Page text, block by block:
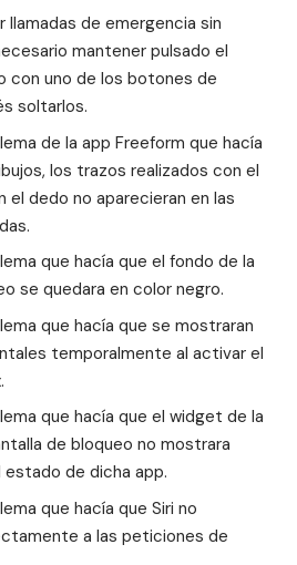
llamadas de emergencia sin
mantener pulsado el
con uno de los botones de
soltarlos.
de la app Freeform que hacía
los trazos realizados con el
el dedo no aparecieran en las
que hacía que el fondo de la
se quedara en color negro.
que hacía que se mostraran
temporalmente al activar el
que hacía que el widget de la
de bloqueo no mostrara
de dicha app.
que hacía que Siri no
a las peticiones de